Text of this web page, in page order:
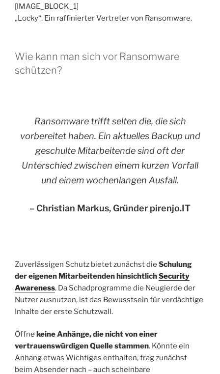
[IMAGE_BLOCK_1]
„Locky“. Ein raffinierter Vertreter von Ransomware.
Wie kann man sich vor Ransomware
schützen?
Ransomware trifft selten die, die sich
vorbereitet haben. Ein aktuelles Backup und
geschulte Mitarbeitende sind oft der
Unterschied zwischen einem kurzen Vorfall
und einem wochenlangen Ausfall.
– Christian Markus, Gründer pirenjo.IT
Zuverlässigen Schutz bietet zunächst die Schulung
der eigenen Mitarbeitenden hinsichtlichSecurity
Awareness. Da Schadprogramme die Neugierde der
Nutzer ausnutzen, ist das Bewusstsein für verdächtige
Inhalte der erste Schutzwall.
Öffne keine Anhänge, die nicht von einer
vertrauenswürdigen Quelle stammen. Könnte ein
Anhang etwas Wichtiges enthalten, frag zunächst
beim Absender nach – auch scheinbare